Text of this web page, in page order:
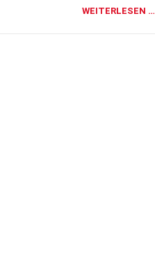
WEITERLESEN …